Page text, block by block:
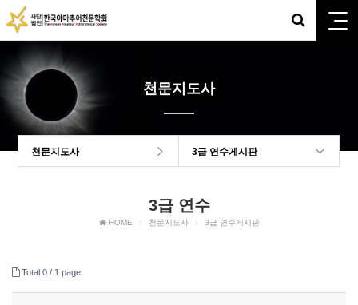
천문지도사
천문지도사 3급 연수게시판
3급 연수
HOME 천문지도사 3급 연수게시판
Total 0 / 1 page